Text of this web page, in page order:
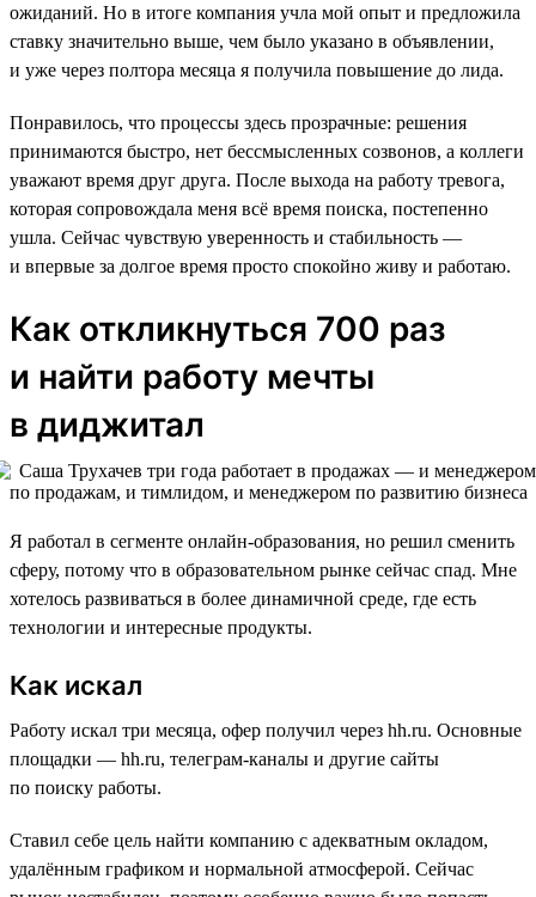
ожиданий. Но в итоге компания учла мой опыт и предложила
ставку значительно выше, чем было указано в объявлении,
и уже через полтора месяца я получила повышение до лида.
Понравилось, что процессы здесь прозрачные: решения
принимаются быстро, нет бессмысленных созвонов, а коллеги
уважают время друг друга. После выхода на работу тревога,
которая сопровождала меня всё время поиска, постепенно
ушла. Сейчас чувствую уверенность и стабильность —
и впервые за долгое время просто спокойно живу и работаю.
Как откликнуться 700 раз
и найти работу мечты
в диджитал
Я работал в сегменте онлайн-образования, но решил сменить
сферу, потому что в образовательном рынке сейчас спад. Мне
хотелось развиваться в более динамичной среде, где есть
технологии и интересные продукты.
Как искал
Работу искал три месяца, офер получил через hh.ru. Основные
площадки — hh.ru, телеграм-каналы и другие сайты
по поиску работы.
Ставил себе цель найти компанию с адекватным окладом,
удалённым графиком и нормальной атмосферой. Сейчас